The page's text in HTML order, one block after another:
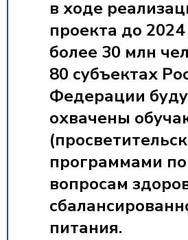
в ходе
проекта до 2024
более 30 млн
80 субъектах
Федерации
охвачены
программами по
вопросам
питания.